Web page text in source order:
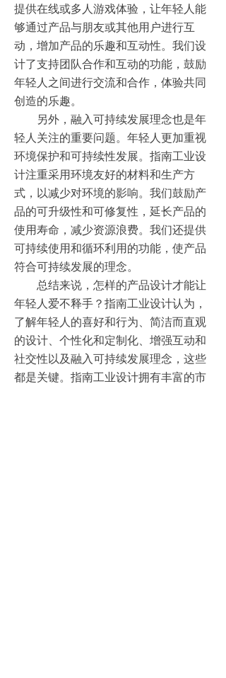
提供在线或多人游戏体验，让年轻人能
够通过产品与朋友或其他用户进行互
动，增加产品的乐趣和互动性。我们设
计了支持团队合作和互动的功能，鼓励
年轻人之间进行交流和合作，体验共同
创造的乐趣。
另外，融入可持续发展理念也是年
轻人关注的重要问题。年轻人更加重视
环境保护和可持续性发展。指南工业设
计注重采用环境友好的材料和生产方
式，以减少对环境的影响。我们鼓励产
品的可升级性和可修复性，延长产品的
使用寿命，减少资源浪费。我们还提供
可持续使用和循环利用的功能，使产品
符合可持续发展的理念。
总结来说，怎样的产品设计才能让
年轻人爱不释手？指南工业设计认为，
了解年轻人的喜好和行为、简洁而直观
的设计、个性化和定制化、增强互动和
社交性以及融入可持续发展理念，这些
都是关键。指南工业设计拥有丰富的市